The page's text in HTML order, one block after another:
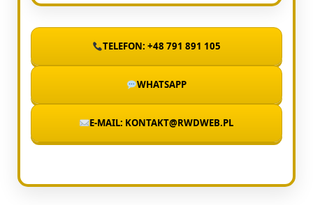
TELEFON: +48 791 891 105
WHATSAPP
E-MAIL: KONTAKT@RWDWEB.PL